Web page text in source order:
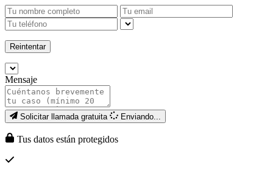
Reintentar
Mensaje
Solicitar llamada gratuita Enviando...
Tus datos están protegidos